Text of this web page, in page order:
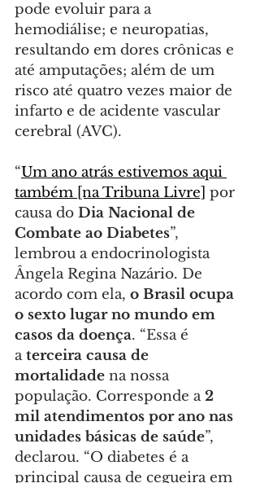
pode evoluir para a
hemodiálise; e neuropatias,
resultando em dores crônicas e
até amputações; além de um
risco até quatro vezes maior de
infarto e de acidente vascular
cerebral (AVC).
“Um ano atrás estivemos aqui
também [na Tribuna Livre] por
causa do Dia Nacional de
Combate ao Diabetes”,
lembrou a endocrinologista
Ângela Regina Nazário. De
acordo com ela, o Brasil ocupa
o sexto lugar no mundo em
casos da doença. “Essa é
a terceira causa de
mortalidade na nossa
população. Corresponde a 2
mil atendimentos por ano nas
unidades básicas de saúde”,
declarou. “O diabetes é a
principal causa de cegueira em